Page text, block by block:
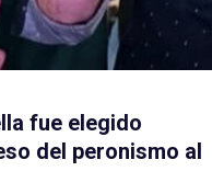
fue elegido
del peronismo al